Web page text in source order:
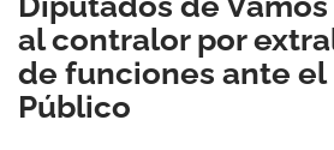
al contralor por
de funciones ante
Público